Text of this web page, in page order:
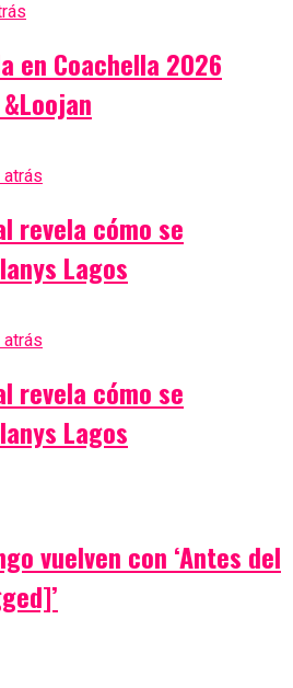
en Coachella 2026
revela cómo se
Lagos
revela cómo se
Lagos
vuelven con ‘Antes del